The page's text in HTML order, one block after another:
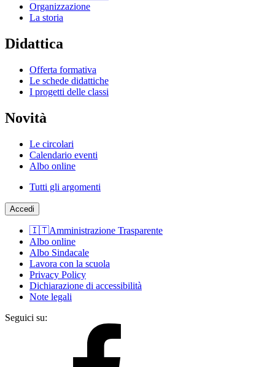
Organizzazione
La storia
Didattica
Offerta formativa
Le schede didattiche
I progetti delle classi
Novità
Le circolari
Calendario eventi
Albo online
Tutti gli argomenti
Accedi
🇮🇹Amministrazione Trasparente
Albo online
Albo Sindacale
Lavora con la scuola
Privacy Policy
Dichiarazione di accessibilità
Note legali
Seguici su: